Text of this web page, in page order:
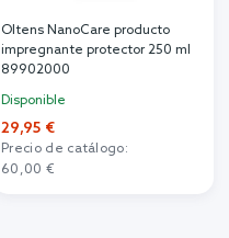
Oltens NanoCare producto
impregnante protector 250 ml
89902000
Disponible
29,95 €
Precio de catálogo:
60,00 €